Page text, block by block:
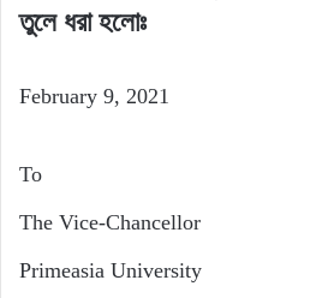
তুলে ধরা হলোঃ
February 9, 2021
To
The Vice-Chancellor
Primeasia University